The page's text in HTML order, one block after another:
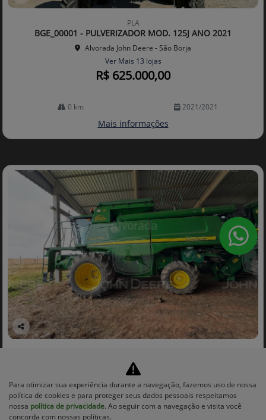
Co
PLA
BGE_00001 - PULVERIZADOR MOD. 125J ANO 2021
Alvorada John Deere - São Borja
Ver Mais 13 lojas
R$ 625.000,00
0 km 2021/2021
Mais informações
Co
BGE_00002 - COLHEITADEIRA MOD. 9470 / PLATAFORMA DE
CORTE 625R ANO 2013
Alvorada John Deere - São Borja
Ver Mais 13 lojas
R$ 1.062.500,00
Para otimizar sua experiência durante a navegação, fazemos uso de nossa
política de cookies e para proteger seus dados pessoais respeitamos
nossa política de privacidade. Ao seguir com a navegação e visita você
concorda com nossas políticas.